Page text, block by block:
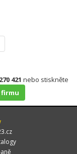
421 nebo stiskněte